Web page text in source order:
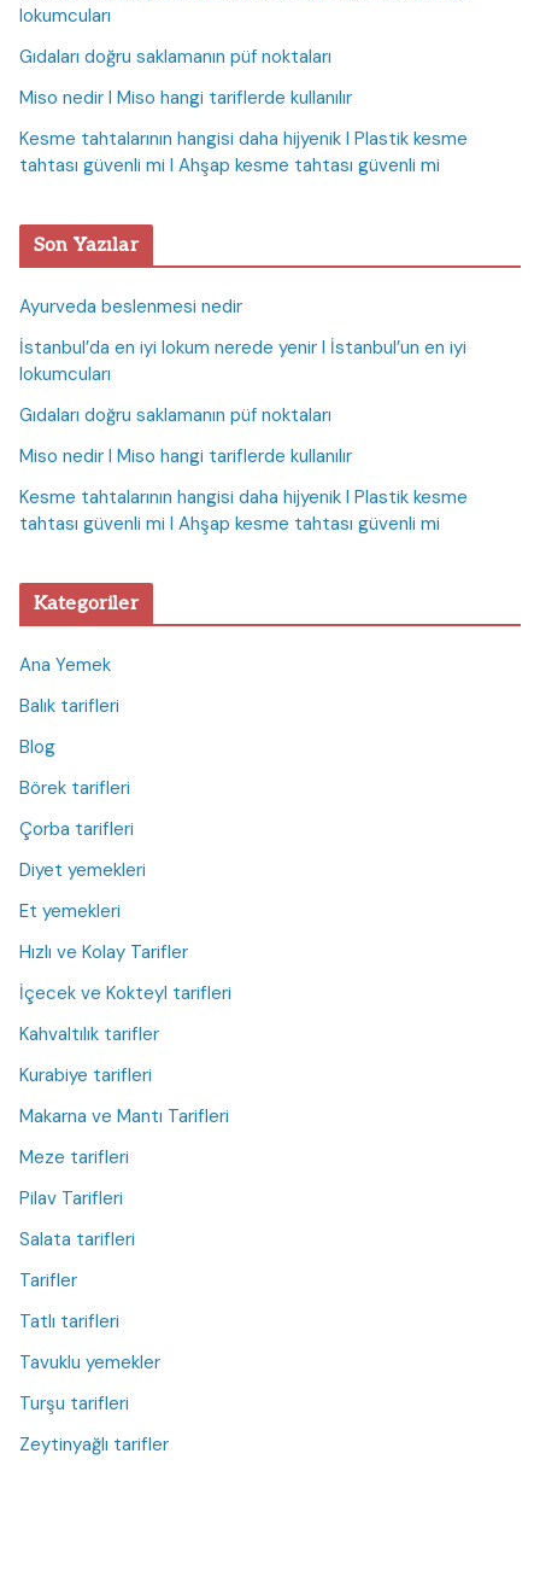
lokumcuları
Gıdaları doğru saklamanın püf noktaları
Miso nedir I Miso hangi tariflerde kullanılır
Kesme tahtalarının hangisi daha hijyenik I Plastik kesme
tahtası güvenli mi I Ahşap kesme tahtası güvenli mi
Son Yazılar
Ayurveda beslenmesi nedir
İstanbul’da en iyi lokum nerede yenir I İstanbul’un en iyi
lokumcuları
Gıdaları doğru saklamanın püf noktaları
Miso nedir I Miso hangi tariflerde kullanılır
Kesme tahtalarının hangisi daha hijyenik I Plastik kesme
tahtası güvenli mi I Ahşap kesme tahtası güvenli mi
Kategoriler
Ana Yemek
Balık tarifleri
Blog
Börek tarifleri
Çorba tarifleri
Diyet yemekleri
Et yemekleri
Hızlı ve Kolay Tarifler
İçecek ve Kokteyl tarifleri
Kahvaltılık tarifler
Kurabiye tarifleri
Makarna ve Mantı Tarifleri
Meze tarifleri
Pilav Tarifleri
Salata tarifleri
Tarifler
Tatlı tarifleri
Tavuklu yemekler
Turşu tarifleri
Zeytinyağlı tarifler